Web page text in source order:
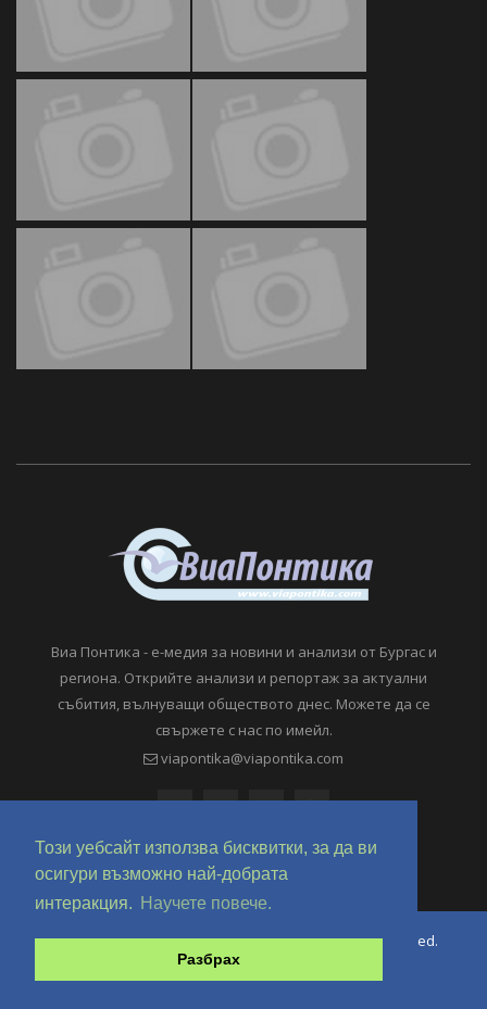
Този уебсайт използва бисквитки, за да ви
осигури възможно най-добрата
интеракция.
Научете повече.
Разбрах
Виа Понтика - е-медия за новини и анализи от Бургас и
региона. Открийте анализи и репортаж за актуални
събития, вълнуващи обществото днес. Можете да се
свържете с нас по имейл.
viapontika@viapontika.com
Copyright © 2018-2024 ViaPontika.com. All Rights Reserved.
Development @ OverHertz Ltd